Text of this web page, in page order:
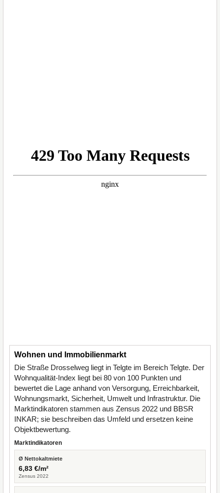
Wohnen und Immobilienmarkt
Die Straße Drosselweg liegt in Telgte im Bereich Telgte. Der
Wohnqualität-Index liegt bei 80 von 100 Punkten und
bewertet die Lage anhand von Versorgung, Erreichbarkeit,
Wohnungsmarkt, Sicherheit, Umwelt und Infrastruktur. Die
Marktindikatoren stammen aus Zensus 2022 und BBSR
INKAR; sie beschreiben das Umfeld und ersetzen keine
Objektbewertung.
Marktindikatoren
Ø Nettokaltmiete
6,83 €/m²
Zensus 2022